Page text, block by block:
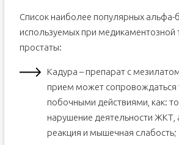
Список наиболее популярных альфа-
используемых при
простаты:
Кадура – препарат с
прием может сопровождаться
побочными действиями, как:
нарушение деятельности ЖКТ,
реакция и мышечная слабость;